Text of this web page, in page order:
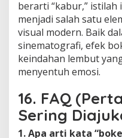
berarti “kabur,”
menjadi salah satu
visual modern. Baik
sinematografi, efek
keindahan lembut
menyentuh emosi.
16. FAQ
Sering
1. Apa arti kata